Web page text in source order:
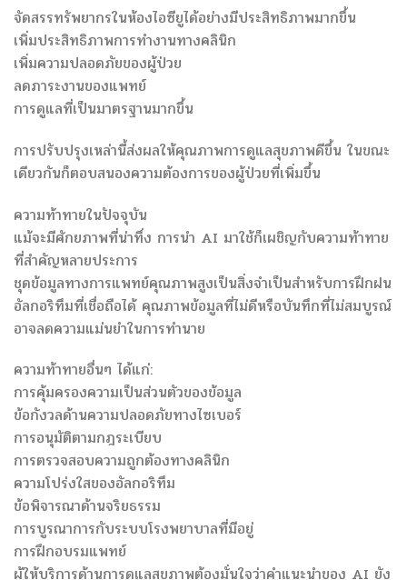
จัดสรรทรัพยากรในห้องไอซียูได้อย่างมีประสิทธิภาพมากขึ้น
เพิ่มประสิทธิภาพการทำงานทางคลินิก
เพิ่มความปลอดภัยของผู้ป่วย
ลดภาระงานของแพทย์
การดูแลที่เป็นมาตรฐานมากขึ้น
การปรับปรุงเหล่านี้ส่งผลให้คุณภาพการดูแลสุขภาพดีขึ้น ในขณะ
เดียวกันก็ตอบสนองความต้องการของผู้ป่วยที่เพิ่มขึ้น
ความท้าทายในปัจจุบัน
แม้จะมีศักยภาพที่น่าทึ่ง การนำ AI มาใช้ก็เผชิญกับความท้าทาย
ที่สำคัญหลายประการ
ชุดข้อมูลทางการแพทย์คุณภาพสูงเป็นสิ่งจำเป็นสำหรับการฝึกฝน
อัลกอริทึมที่เชื่อถือได้ คุณภาพข้อมูลที่ไม่ดีหรือบันทึกที่ไม่สมบูรณ์
อาจลดความแม่นยำในการทำนาย
ความท้าทายอื่นๆ ได้แก่:
การคุ้มครองความเป็นส่วนตัวของข้อมูล
ข้อกังวลด้านความปลอดภัยทางไซเบอร์
การอนุมัติตามกฎระเบียบ
การตรวจสอบความถูกต้องทางคลินิก
ความโปร่งใสของอัลกอริทึม
ข้อพิจารณาด้านจริยธรรม
การบูรณาการกับระบบโรงพยาบาลที่มีอยู่
การฝึกอบรมแพทย์
ผู้ให้บริการด้านการดูแลสุขภาพต้องมั่นใจว่าคำแนะนำของ AI ยัง